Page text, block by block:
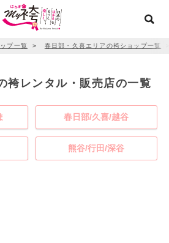
プ一覧 ＞ 春日部・久喜エリアの袴ショップ一覧
袴レンタル・販売店の一覧
春日部/久喜/越谷
熊谷/行田/深谷